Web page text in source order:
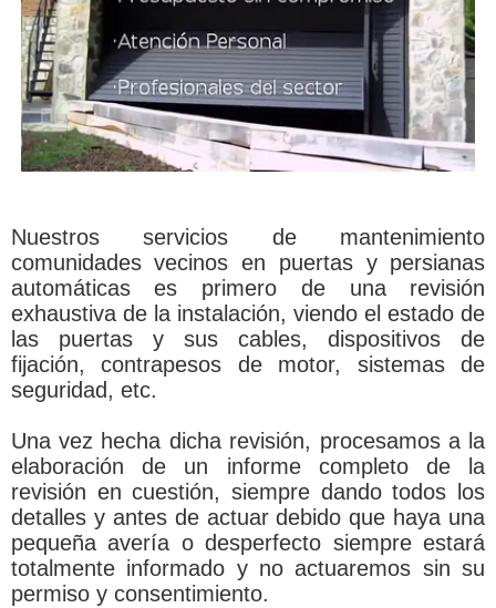
Nuestros servicios de mantenimiento
comunidades vecinos en puertas y persianas
automáticas es primero de una revisión
exhaustiva de la instalación, viendo el estado de
las puertas y sus cables, dispositivos de
fijación, contrapesos de motor, sistemas de
seguridad, etc.
Una vez hecha dicha revisión, procesamos a la
elaboración de un informe completo de la
revisión en cuestión, siempre dando todos los
detalles y antes de actuar debido que haya una
pequeña avería o desperfecto siempre estará
totalmente informado y no actuaremos sin su
permiso y consentimiento.